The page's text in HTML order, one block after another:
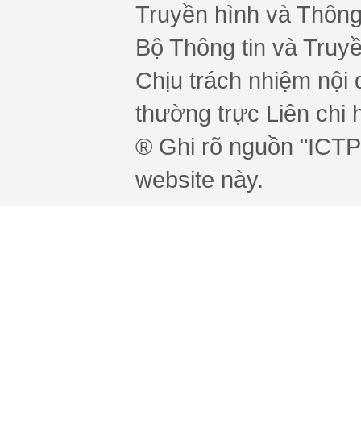
Truyền hình và
Bộ Thông tin và
Chịu trách nhiệm nội
thường trực Liên chi
® Ghi rõ nguồn
website này.